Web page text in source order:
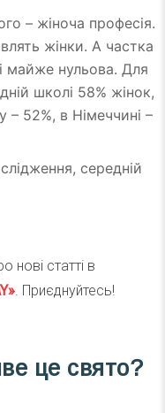
– жіноча професія.
жінки. А частка
майже нульова. Для
школі 58% жінок,
– 52%, в Німеччині –
середній
нові статті в
. Приєднуйтесь!
це свято?